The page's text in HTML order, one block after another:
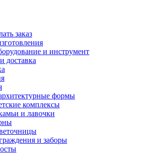
заказ
и инструмент
доставка
формы
комплексы
и лавочки
и заборы